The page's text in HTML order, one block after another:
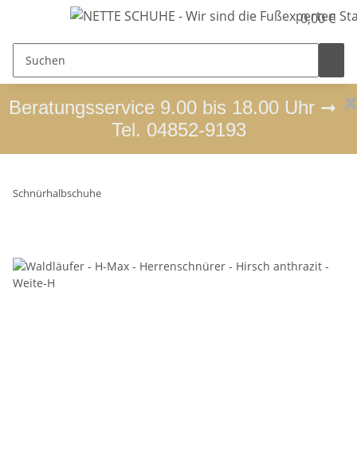
0,00 €
x
Beratungsservice 9.00 bis 18.00 Uhr ➞
Tel. 04852-9193
Schnürhalbschuhe